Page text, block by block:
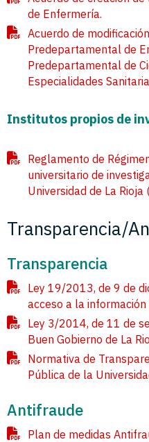
de Enfermería.
Acuerdo de
Predepartamental de
Predepartamental de
Especialidades
Institutos propios de
Reglamento de
universitario de
Universidad de La Rioja
Transparencia/
Transparencia
Ley 19/2013, de 9 de
acceso a la
Ley 3/2014, de 11 de
Buen Gobierno de La
Normativa de
Pública de la
Antifraude
Plan de medidas